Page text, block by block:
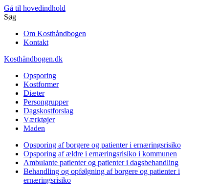
Gå til hovedindhold
Søg
Om Kosthåndbogen
Kontakt
Kosthåndbogen.dk
Opsporing
Kostformer
Diæter
Persongrupper
Dagskostforslag
Værktøjer
Maden
Opsporing af borgere og patienter i ernæringsrisiko
Opsporing af ældre i ernæringsrisiko i kommunen
Ambulante patienter og patienter i dagsbehandling
Behandling og opfølgning af borgere og patienter i
ernæringsrisiko